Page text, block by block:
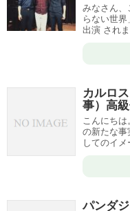
みなさん、
らない世
出演 され
カルロ
事）高
こんにち
の新たな事
してのイ
パンダ